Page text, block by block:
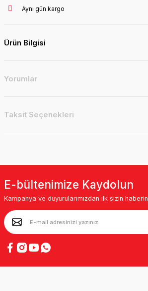
Aynı gün kargo
Ürün Bilgisi
Yorumlar
Taksit Seçenekleri
E-bültenimize Kaydolun
Kampanya ve duyurularımızdan ilk sizin